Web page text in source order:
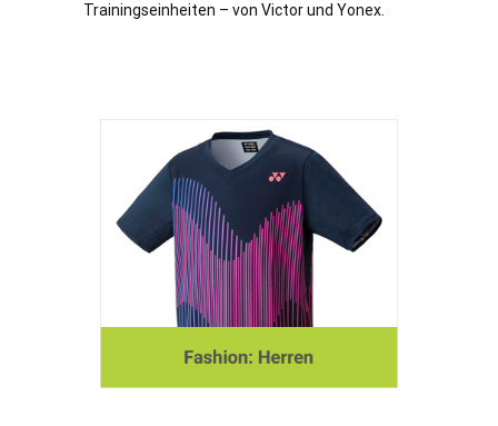
Trainingseinheiten – von Victor und Yonex.